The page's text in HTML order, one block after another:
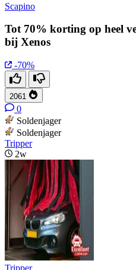
Scapino
Tot 70% korting op heel
bij Xenos
-70%
2061
0
Soldenjager
Soldenjager
Tripper
2w
Tripper